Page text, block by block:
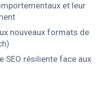
et leur
nouveaux formats de
SEO résiliente face aux